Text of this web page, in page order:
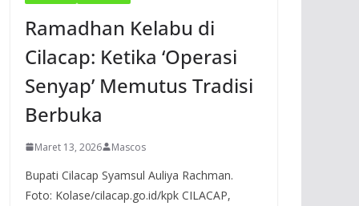
Ramadhan Kelabu di
Cilacap: Ketika ‘Operasi
Senyap’ Memutus Tradisi
Berbuka
Maret 13, 2026 Mascos
Bupati Cilacap Syamsul Auliya Rachman.
Foto: Kolase/cilacap.go.id/kpk CILACAP,